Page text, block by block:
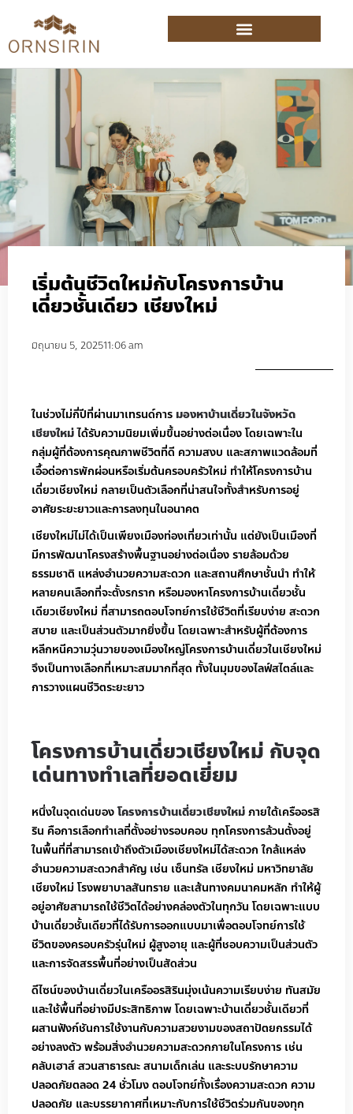
เริ่มต้นชีวิตใหม่กับโครงการบ้าน
เดี่ยวชั้นเดียว เชียงใหม่
มิถุนายน 5, 202511:06 am
ในช่วงไม่กี่ปีที่ผ่านมาเทรนด์การ มองหาบ้านเดี่ยวในจังหวัด
เชียงใหม่ได้รับความนิยมเพิ่มขึ้นอย่างต่อเนื่อง โดยเฉพาะใน
กลุ่มผู้ที่ต้องการคุณภาพชีวิตที่ดี ความสงบ และสภาพแวดล้อมที่
เอื้อต่อการพักผ่อนหรือเริ่มต้นครอบครัวใหม่ ทำให้โครงการบ้าน
เดี่ยวเชียงใหม่ กลายเป็นตัวเลือกที่น่าสนใจทั้งสำหรับการอยู่
อาศัยระยะยาวและการลงทุนในอนาคต
เชียงใหม่ไม่ได้เป็นเพียงเมืองท่องเที่ยวเท่านั้น แต่ยังเป็นเมืองที่
มีการพัฒนาโครงสร้างพื้นฐานอย่างต่อเนื่อง รายล้อมด้วย
ธรรมชาติ แหล่งอำนวยความสะดวก และสถานศึกษาชั้นนำ ทำให้
หลายคนเลือกที่จะตั้งรกราก หรือมองหาโครงการบ้านเดี่ยวชั้น
เดียวเชียงใหม่ ที่สามารถตอบโจทย์การใช้ชีวิตที่เรียบง่าย สะดวก
สบาย และเป็นส่วนตัวมากยิ่งขึ้น โดยเฉพาะสำหรับผู้ที่ต้องการ
หลีกหนีความวุ่นวายของเมืองใหญ่โครงการบ้านเดี่ยวในเชียงใหม่
จึงเป็นทางเลือกที่เหมาะสมมากที่สุด ทั้งในมุมของไลฟ์สไตล์และ
การวางแผนชีวิตระยะยาว
โครงการบ้านเดี่ยวเชียงใหม่ กับจุด
เด่นทางทำเลที่ยอดเยี่ยม
หนึ่งในจุดเด่นของโครงการบ้านเดี่ยวเชียงใหม่ภายใต้เครืออรสิ
ริน คือการเลือกทำเลที่ตั้งอย่างรอบคอบ ทุกโครงการล้วนตั้งอยู่
ในพื้นที่ที่สามารถเข้าถึงตัวเมืองเชียงใหม่ได้สะดวก ใกล้แหล่ง
อำนวยความสะดวกสำคัญ เช่น เซ็นทรัล เชียงใหม่ มหาวิทยาลัย
เชียงใหม่ โรงพยาบาลสันทราย และเส้นทางคมนาคมหลัก ทำให้ผู้
อยู่อาศัยสามารถใช้ชีวิตได้อย่างคล่องตัวในทุกวัน โดยเฉพาะแบบ
บ้านเดี่ยวชั้นเดียวที่ได้รับการออกแบบมาเพื่อตอบโจทย์การใช้
ชีวิตของครอบครัวรุ่นใหม่ ผู้สูงอายุ และผู้ที่ชอบความเป็นส่วนตัว
และการจัดสรรพื้นที่อย่างเป็นสัดส่วน
ดีไซน์ของบ้านเดี่ยวในเครืออรสิรินมุ่งเน้นความเรียบง่าย ทันสมัย
และใช้พื้นที่อย่างมีประสิทธิภาพ โดยเฉพาะบ้านเดี่ยวชั้นเดียวที่
ผสานฟังก์ชันการใช้งานกับความสวยงามของสถาปัตยกรรมได้
อย่างลงตัว พร้อมสิ่งอำนวยความสะดวกภายในโครงการ เช่น
คลับเฮาส์ สวนสาธารณะ สนามเด็กเล่น และระบบรักษาความ
ปลอดภัยตลอด 24 ชั่วโมง ตอบโจทย์ทั้งเรื่องความสะดวก ความ
ปลอดภัย และบรรยากาศที่เหมาะกับการใช้ชีวิตร่วมกันของทุก